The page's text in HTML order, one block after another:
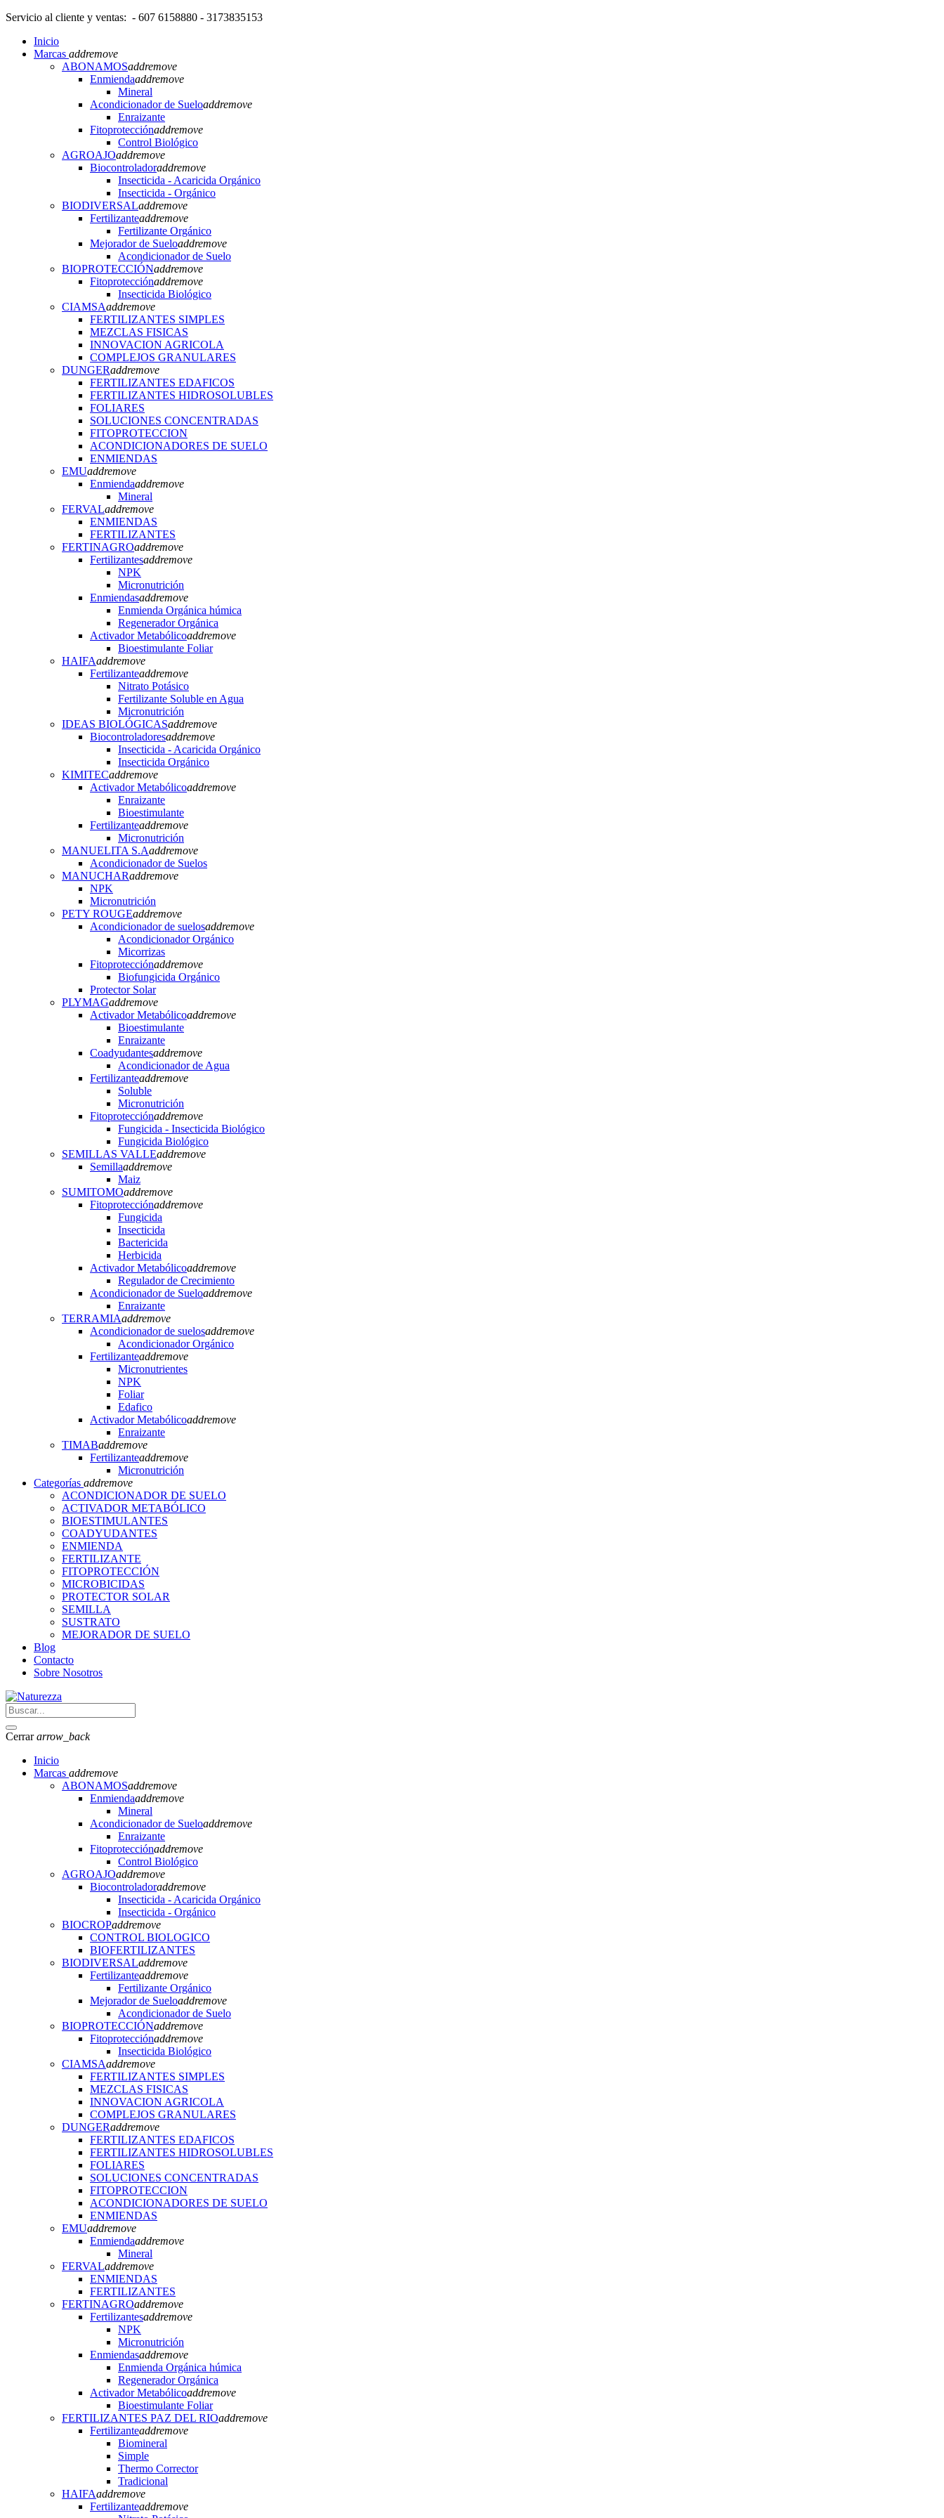
Servicio al cliente y ventas: - 607 6158880 - 3173835153
Inicio
Marcas addremove
ABONAMOSaddremove
Enmiendaaddremove
Mineral
Acondicionador de Sueloaddremove
Enraizante
Fitoprotecciónaddremove
Control Biológico
AGROAJOaddremove
Biocontroladoraddremove
Insecticida - Acaricida Orgánico
Insecticida - Orgánico
BIODIVERSALaddremove
Fertilizanteaddremove
Fertilizante Orgánico
Mejorador de Sueloaddremove
Acondicionador de Suelo
BIOPROTECCIÓNaddremove
Fitoprotecciónaddremove
Insecticida Biológico
CIAMSAaddremove
FERTILIZANTES SIMPLES
MEZCLAS FISICAS
INNOVACION AGRICOLA
COMPLEJOS GRANULARES
DUNGERaddremove
FERTILIZANTES EDAFICOS
FERTILIZANTES HIDROSOLUBLES
FOLIARES
SOLUCIONES CONCENTRADAS
FITOPROTECCION
ACONDICIONADORES DE SUELO
ENMIENDAS
EMUaddremove
Enmiendaaddremove
Mineral
FERVALaddremove
ENMIENDAS
FERTILIZANTES
FERTINAGROaddremove
Fertilizantesaddremove
NPK
Micronutrición
Enmiendasaddremove
Enmienda Orgánica húmica
Regenerador Orgánica
Activador Metabólicoaddremove
Bioestimulante Foliar
HAIFAaddremove
Fertilizanteaddremove
Nitrato Potásico
Fertilizante Soluble en Agua
Micronutrición
IDEAS BIOLÓGICASaddremove
Biocontroladoresaddremove
Insecticida - Acaricida Orgánico
Insecticida Orgánico
KIMITECaddremove
Activador Metabólicoaddremove
Enraizante
Bioestimulante
Fertilizanteaddremove
Micronutrición
MANUELITA S.Aaddremove
Acondicionador de Suelos
MANUCHARaddremove
NPK
Micronutrición
PETY ROUGEaddremove
Acondicionador de suelosaddremove
Acondicionador Orgánico
Micorrizas
Fitoprotecciónaddremove
Biofungicida Orgánico
Protector Solar
PLYMAGaddremove
Activador Metabólicoaddremove
Bioestimulante
Enraizante
Coadyudantesaddremove
Acondicionador de Agua
Fertilizanteaddremove
Soluble
Micronutrición
Fitoprotecciónaddremove
Fungicida - Insecticida Biológico
Fungicida Biológico
SEMILLAS VALLEaddremove
Semillaaddremove
Maiz
SUMITOMOaddremove
Fitoprotecciónaddremove
Fungicida
Insecticida
Bactericida
Herbicida
Activador Metabólicoaddremove
Regulador de Crecimiento
Acondicionador de Sueloaddremove
Enraizante
TERRAMIAaddremove
Acondicionador de suelosaddremove
Acondicionador Orgánico
Fertilizanteaddremove
Micronutrientes
NPK
Foliar
Edafico
Activador Metabólicoaddremove
Enraizante
TIMABaddremove
Fertilizanteaddremove
Micronutrición
Categorías addremove
ACONDICIONADOR DE SUELO
ACTIVADOR METABÓLICO
BIOESTIMULANTES
COADYUDANTES
ENMIENDA
FERTILIZANTE
FITOPROTECCIÓN
MICROBICIDAS
PROTECTOR SOLAR
SEMILLA
SUSTRATO
MEJORADOR DE SUELO
Blog
Contacto
Sobre Nosotros
Cerrararrow_back
Inicio
Marcas addremove
ABONAMOSaddremove
Enmiendaaddremove
Mineral
Acondicionador de Sueloaddremove
Enraizante
Fitoprotecciónaddremove
Control Biológico
AGROAJOaddremove
Biocontroladoraddremove
Insecticida - Acaricida Orgánico
Insecticida - Orgánico
BIOCROPaddremove
CONTROL BIOLOGICO
BIOFERTILIZANTES
BIODIVERSALaddremove
Fertilizanteaddremove
Fertilizante Orgánico
Mejorador de Sueloaddremove
Acondicionador de Suelo
BIOPROTECCIÓNaddremove
Fitoprotecciónaddremove
Insecticida Biológico
CIAMSAaddremove
FERTILIZANTES SIMPLES
MEZCLAS FISICAS
INNOVACION AGRICOLA
COMPLEJOS GRANULARES
DUNGERaddremove
FERTILIZANTES EDAFICOS
FERTILIZANTES HIDROSOLUBLES
FOLIARES
SOLUCIONES CONCENTRADAS
FITOPROTECCION
ACONDICIONADORES DE SUELO
ENMIENDAS
EMUaddremove
Enmiendaaddremove
Mineral
FERVALaddremove
ENMIENDAS
FERTILIZANTES
FERTINAGROaddremove
Fertilizantesaddremove
NPK
Micronutrición
Enmiendasaddremove
Enmienda Orgánica húmica
Regenerador Orgánica
Activador Metabólicoaddremove
Bioestimulante Foliar
FERTILIZANTES PAZ DEL RIOaddremove
Fertilizanteaddremove
Biomineral
Simple
Thermo Corrector
Tradicional
HAIFAaddremove
Fertilizanteaddremove